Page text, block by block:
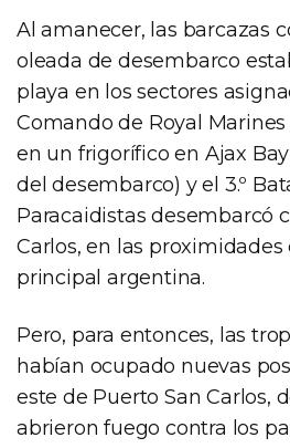
Al amanecer, las barcazas
oleada de desembarco
playa en los sectores
Comando de Royal
en un frigorífico en Ajax
del desembarco) y el 3.º
Paracaidistas desembarcó
Carlos, en las proximidades
principal argentina.
Pero, para entonces, las
habían ocupado nuevas
este de Puerto San Carlos,
abrieron fuego contra los